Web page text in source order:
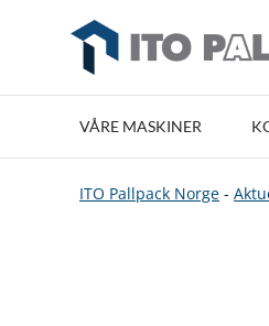
VÅRE MASKINER
ITO Pallpack Norge -